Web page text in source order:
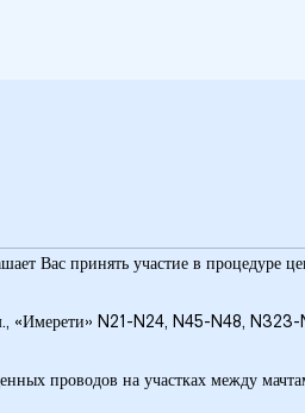
Вас принять участие в процедуре
«Имерети» N21-N24, N45-N48,
проводов на участках между